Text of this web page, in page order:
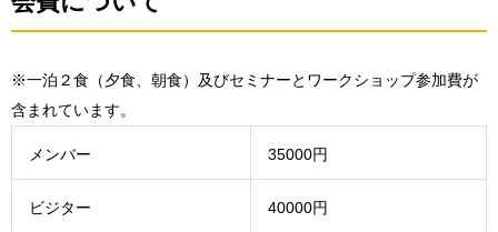
※一泊２食（夕食、朝食）及びセミナーとワークショップ参加費が
含まれています。
メンバー 35000円
ビジター 40000円